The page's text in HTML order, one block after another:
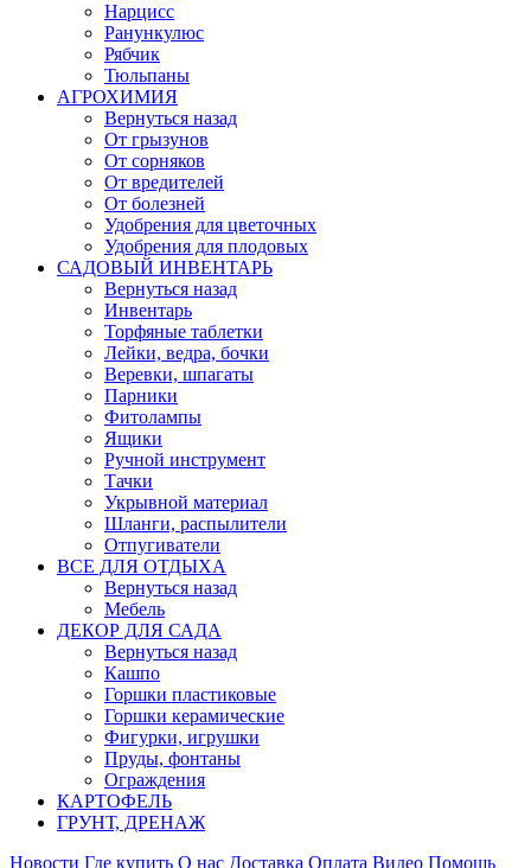
Нарцисс
Ранункулюс
Рябчик
Тюльпаны
АГРОХИМИЯ
Вернуться назад
От грызунов
От сорняков
От вредителей
От болезней
Удобрения для цветочных
Удобрения для плодовых
САДОВЫЙ ИНВЕНТАРЬ
Вернуться назад
Инвентарь
Торфяные таблетки
Лейки, ведра, бочки
Веревки, шпагаты
Парники
Фитолампы
Ящики
Ручной инструмент
Тачки
Укрывной материал
Шланги, распылители
Отпугиватели
ВСЕ ДЛЯ ОТДЫХА
Вернуться назад
Мебель
ДЕКОР ДЛЯ САДА
Вернуться назад
Кашпо
Горшки пластиковые
Горшки керамические
Фигурки, игрушки
Пруды, фонтаны
Ограждения
КАРТОФЕЛЬ
ГРУНТ, ДРЕНАЖ
Новости Где купить О нас Доставка Оплата Видео Помощь